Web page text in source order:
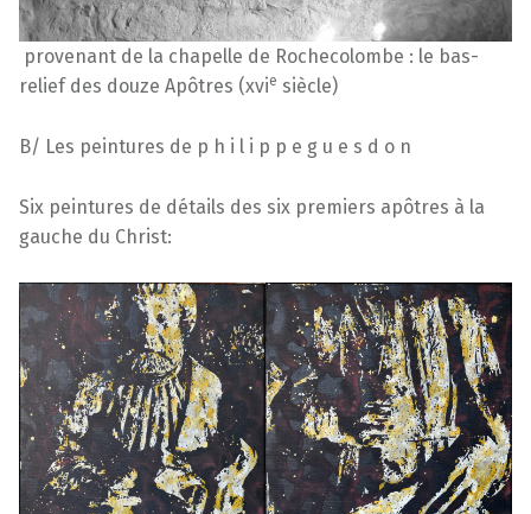
provenant de la chapelle de Rochecolombe : le bas-
relief des douze Apôtres (xvie siècle)
B/ Les peintures de p h i l i p p e g u e s d o n
Six peintures de détails des six premiers apôtres à la
gauche du Christ: